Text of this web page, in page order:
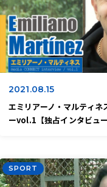
2021.08.15
エミリアーノ・マルティネ
ーvol.1【独占インタビュー
SPORT